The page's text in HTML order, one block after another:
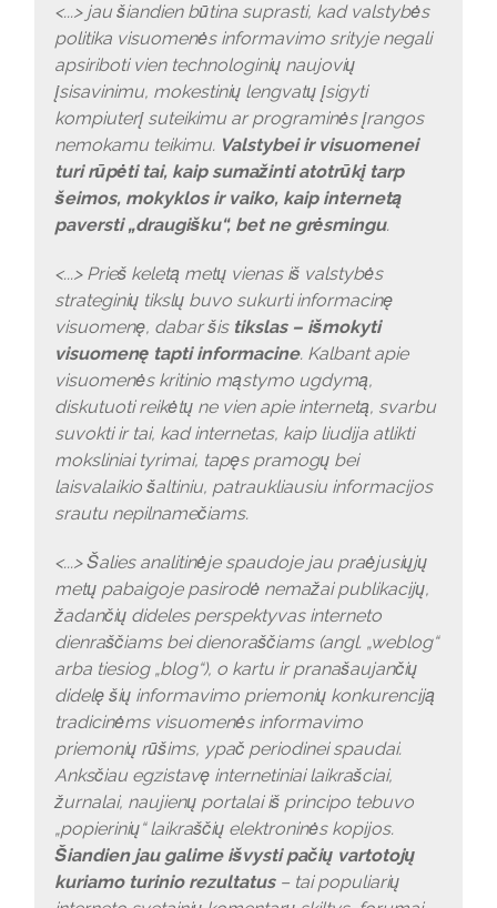
<...> jau šiandien būtina suprasti, kad valstybės
politika visuomenės informavimo srityje negali
apsiriboti vien technologinių naujovių
įsisavinimu, mokestinių lengvatų įsigyti
kompiuterį suteikimu ar programinės įrangos
nemokamu teikimu. Valstybei ir visuomenei
turi rūpėti tai, kaip sumažinti atotrūkį tarp
šeimos, mokyklos ir vaiko, kaip internetą
paversti „draugišku“, bet ne grėsmingu.
<...> Prieš keletą metų vienas iš valstybės
strateginių tikslų buvo sukurti informacinę
visuomenę, dabar šis tikslas – išmokyti
visuomenę tapti informacine. Kalbant apie
visuomenės kritinio mąstymo ugdymą,
diskutuoti reikėtų ne vien apie internetą, svarbu
suvokti ir tai, kad internetas, kaip liudija atlikti
moksliniai tyrimai, tapęs pramogų bei
laisvalaikio šaltiniu, patraukliausiu informacijos
srautu nepilnamečiams.
<...> Šalies analitinėje spaudoje jau praėjusiųjų
metų pabaigoje pasirodė nemažai publikacijų,
žadančių dideles perspektyvas interneto
dienraščiams bei dienoraščiams (angl. „weblog“
arba tiesiog „blog“), o kartu ir pranašaujančių
didelę šių informavimo priemonių konkurenciją
tradicinėms visuomenės informavimo
priemonių rūšims, ypač periodinei spaudai.
Anksčiau egzistavę internetiniai laikrašciai,
žurnalai, naujienų portalai iš principo tebuvo
„popierinių“ laikraščių elektroninės kopijos.
Šiandien jau galime išvysti pačių vartotojų
kuriamo turinio rezultatus– tai populiarių